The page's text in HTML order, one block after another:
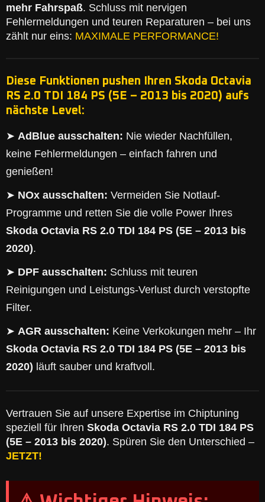
mehr Fahrspaß. Schluss mit nervigen
Fehlermeldungen und teuren Reparaturen – bei uns
zählt nur eins: MAXIMALE PERFORMANCE!
Diese Funktionen pushen Ihren Skoda Octavia
RS 2.0 TDI 184 PS (5E – 2013 bis 2020) aufs
nächste Level:
➤ AdBlue ausschalten: Nie wieder Nachfüllen,
keine Fehlermeldungen – einfach fahren und
genießen!
➤ NOx ausschalten: Vermeiden Sie Notlauf-
Programme und retten Sie die volle Power Ihres
Skoda Octavia RS 2.0 TDI 184 PS (5E – 2013 bis
2020).
➤ DPF ausschalten: Schluss mit teuren
Reinigungen und Leistungs-Verlust durch verstopfte
Filter.
➤ AGR ausschalten: Keine Verkokungen mehr – Ihr
Skoda Octavia RS 2.0 TDI 184 PS (5E – 2013 bis
2020) läuft sauber und kraftvoll.
Vertrauen Sie auf unsere Expertise im Chiptuning
speziell für Ihren Skoda Octavia RS 2.0 TDI 184 PS
(5E – 2013 bis 2020). Spüren Sie den Unterschied –
JETZT!